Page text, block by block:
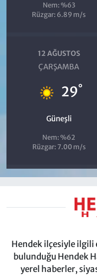
Nem: %63
Rüzgar: 6.89 m/s
12 AĞUSTOS
ÇARŞAMBA
29°
Güneşli
Nem: %62
Rüzgar: 7.00 m/s
Hendek ilçesiyle ilgili
bulunduğu Hendek
yerel haberler,